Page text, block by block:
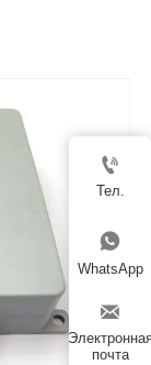

Тел.

WhatsApp

почта